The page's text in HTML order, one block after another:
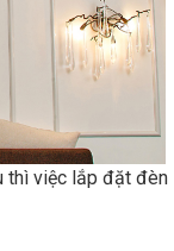
thì việc lắp đặt đèn